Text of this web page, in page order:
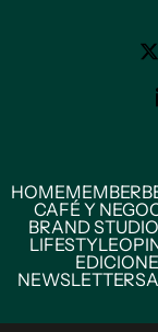
HOMEMEMBER
CAFÉ Y
BRAND STUDIO
LIFESTYLE
NEWSLETTERS